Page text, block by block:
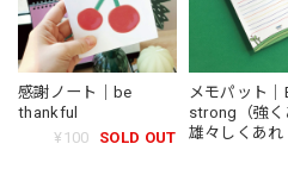
感謝ノート｜be
thankful
¥100
SOLD OUT
メモパット｜
strong（強く
雄々しくあれ